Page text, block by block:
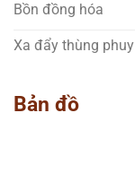
Bồn đồng hóa
Xa đẩy thùng phuy
Bản đồ